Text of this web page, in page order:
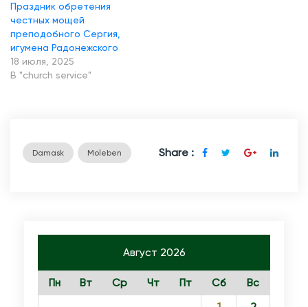
е
у
Праздник обретения
честных мощей
преподобного Сергия,
игумена Радонежского
18 июля, 2025
В "church service"
Damask Moleben Share :
Август 2026
Пн Вт Ср Чт Пт Сб
Вс